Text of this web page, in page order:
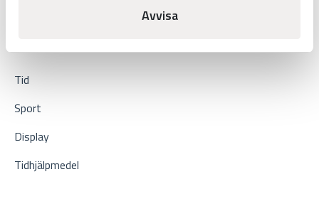
Avvisa
Tid
Sport
Display
Tidhjälpmedel